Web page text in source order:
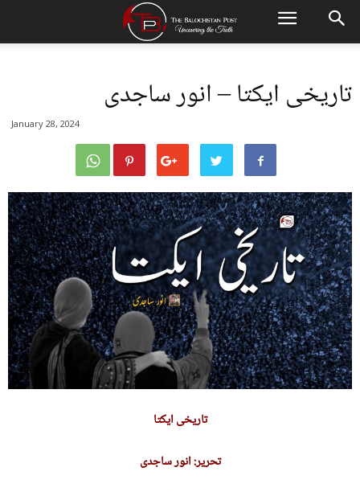
تاریخی ایکتا – انور ساجدی
January 28, 2024
تاریخی ایکتا
تحریر: انور ساجدی